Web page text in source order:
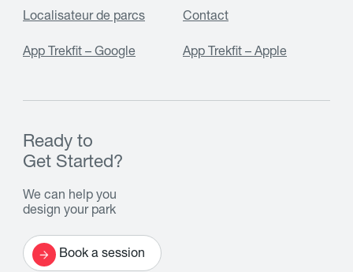
Localisateur de parcs Contact
App Trekfit – Google App Trekfit – Apple
Ready to
Get Started?
We can help you
design your park
Book a session